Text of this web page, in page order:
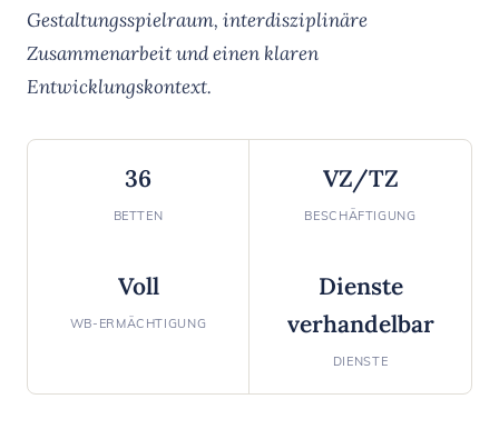
Gestaltungsspielraum, interdisziplinäre
Zusammenarbeit und einen klaren
Entwicklungskontext.
36
BETTEN
VZ/TZ
BESCHÄFTIGUNG
Voll
WB-ERMÄCHTIGUNG
Dienste
verhandelbar
DIENSTE